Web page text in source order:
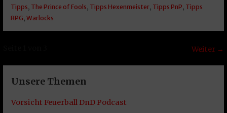
Tipps The Prince of Fools Tipps Hexenmeister, Tipps PnP Tipps
RPG Warlocks
Navigation
Weiter →
Unsere Themen
Vorsicht Feuerball DnD Podcast